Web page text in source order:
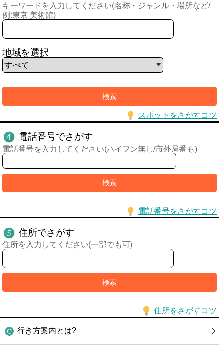
キーワードを入力してください(名称・ジャンル・場所など/
例:東京 美術館)
地域を選択
スポットをさがすコツ
電話番号でさがす
電話番号を入力してください(ハイフン無し/市外局番も)
電話番号をさがすコツ
住所でさがす
住所を入力してください(一部でも可)
住所をさがすコツ
行き方案内とは?